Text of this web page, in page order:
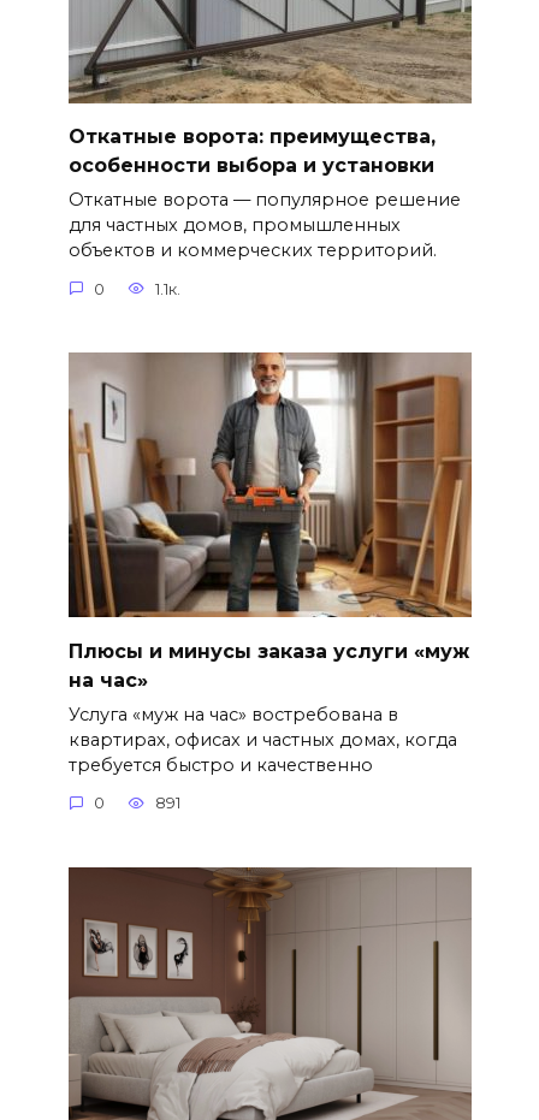
Откатные ворота: преимущества,
особенности выбора и установки
Откатные ворота — популярное решение
для частных домов, промышленных
объектов и коммерческих территорий.
0 1.1к.
Плюсы и минусы заказа услуги «муж
на час»
Услуга «муж на час» востребована в
квартирах, офисах и частных домах, когда
требуется быстро и качественно
0 891